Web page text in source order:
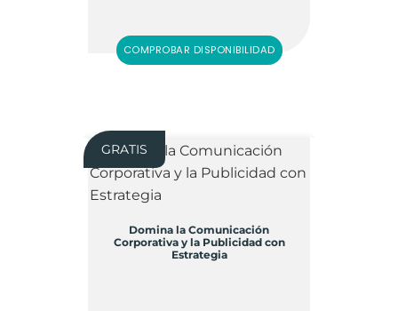
COMPROBAR DISPONIBILIDAD
GRATIS
Domina la Comunicación
Corporativa y la Publicidad con
Estrategia